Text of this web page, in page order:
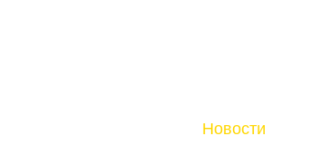
Новости